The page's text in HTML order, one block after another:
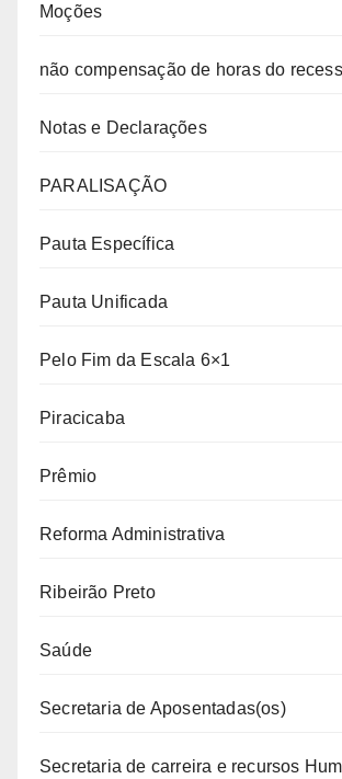
Moções
não compensação de horas do
Notas e Declarações
PARALISAÇÃO
Pauta Específica
Pauta Unificada
Pelo Fim da Escala 6×1
Piracicaba
Prêmio
Reforma Administrativa
Ribeirão Preto
Saúde
Secretaria de Aposentadas(os)
Secretaria de carreira e recursos